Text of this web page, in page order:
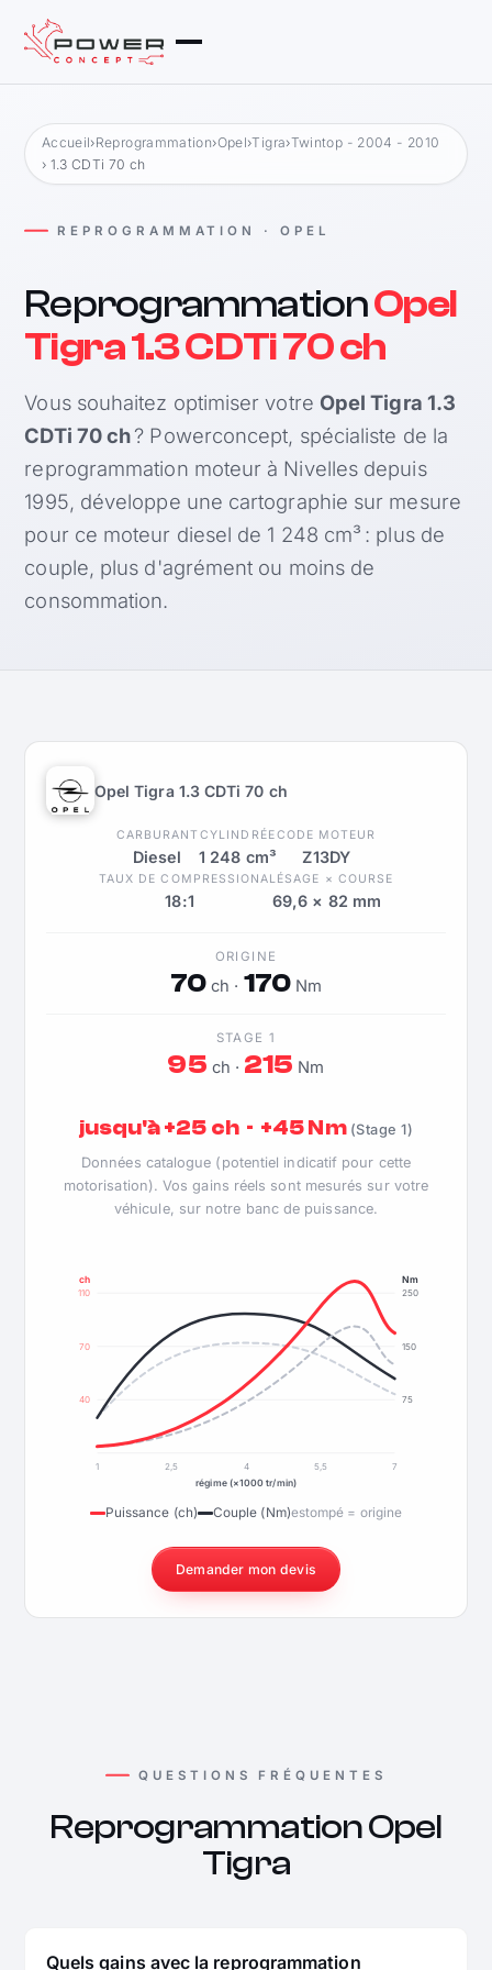
Accueil›Reprogrammation›Opel›Tigra›Twintop - 2004 - 2010
› 1.3 CDTi 70 ch
REPROGRAMMATION · OPEL
ReprogrammationOpel
Tigra 1.3 CDTi 70 ch
Vous souhaitez optimiser votre Opel Tigra 1.3
CDTi 70 ch? Powerconcept, spécialiste de la
reprogrammation moteur à Nivelles depuis
1995, développe une cartographie sur mesure
pour ce moteur diesel de 1 248 cm³ : plus de
couple, plus d'agrément ou moins de
consommation.
Opel Tigra 1.3 CDTi 70 ch
CARBURANT
Diesel
CYLINDRÉE
1 248 cm³
CODE MOTEUR
Z13DY
TAUX DE COMPRESSION
18:1
ALÉSAGE × COURSE
69,6 × 82 mm
ORIGINE
70 ch · 170Nm
STAGE 1
95 ch · 215 Nm
jusqu'à +25 ch · +45 Nm (Stage 1)
Données catalogue (potentiel indicatif pour cette
motorisation). Vos gains réels sont mesurés sur votre
véhicule, sur notre banc de puissance.
40
70
110
75
150
250
ch Nm
1 2,5 4 5,5
7
régime (×1000 tr/min)
Puissance (ch) Couple (Nm)estompé = origine
Demander mon devis
QUESTIONS FRÉQUENTES
Reprogrammation Opel
Tigra
Quels gains avec la reprogrammation